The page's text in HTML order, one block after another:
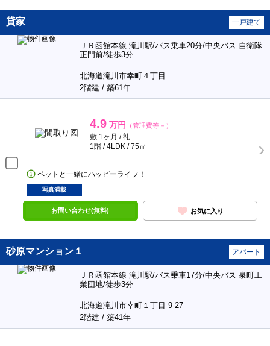
貸家 一戸建て
ＪＲ函館本線 滝川駅/バス乗車20分/中央バス 自衛隊
正門前/徒歩3分
北海道滝川市幸町４丁目
2階建 / 築61年
4.9 万円 （管理費等－）
敷 1ヶ月 / 礼 －
1階 / 4LDK / 75㎡
ペットと一緒にハッピーライフ！
写真満載
お問い合わせ(無料) お気に入り
砂原マンション１ アパート
ＪＲ函館本線 滝川駅/バス乗車17分/中央バス 泉町工
業団地/徒歩3分
北海道滝川市幸町１丁目 9-27
2階建 / 築41年